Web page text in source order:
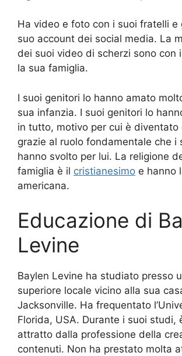
Ha video e foto con i suoi fratelli e
suo account dei social media. La
dei suoi video di scherzi sono con
la sua famiglia.
I suoi genitori lo hanno amato
sua infanzia. I suoi genitori lo
in tutto, motivo per cui è diventato
grazie al ruolo fondamentale che i
hanno svolto per lui. La religione
famiglia è il cristianesimo e hanno
americana.
Educazione di
Levine
Baylen Levine ha studiato presso
superiore locale vicino alla sua
Jacksonville. Ha frequentato
Florida, USA. Durante i suoi studi,
attratto dalla professione della
contenuti. Non ha prestato molta